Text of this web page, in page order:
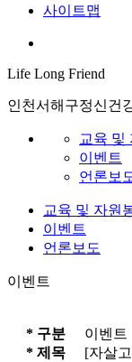
사이트맵
Life Long Friend
인천서해구정신건
교육 및
이벤트
언론보
교육 및 자원
이벤트
언론보도
이벤트
* 구분
이벤트
* 제목
[자살